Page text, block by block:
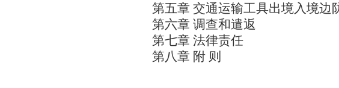
第五章 交通运输工具出境入境边
第六章 调查和遣返
第七章 法律责任
第八章 附 则